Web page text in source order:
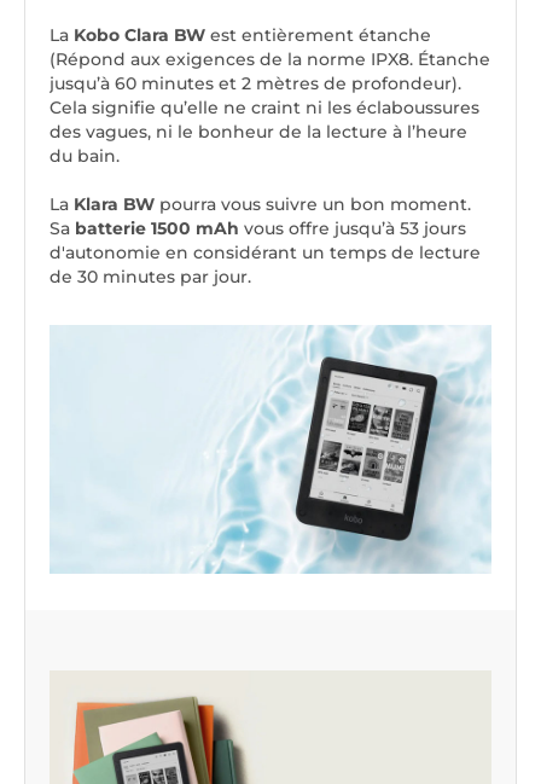
La Kobo Clara BW est entièrement étanche
(Répond aux exigences de la norme IPX8. Étanche
jusqu’à 60 minutes et 2 mètres de profondeur).
Cela signifie qu’elle ne craint ni les éclaboussures
des vagues, ni le bonheur de la lecture à l’heure
du bain.
La Klara BW pourra vous suivre un bon moment.
Sa batterie 1500 mAh vous offre jusqu’à 53 jours
d'autonomie en considérant un temps de lecture
de 30 minutes par jour.